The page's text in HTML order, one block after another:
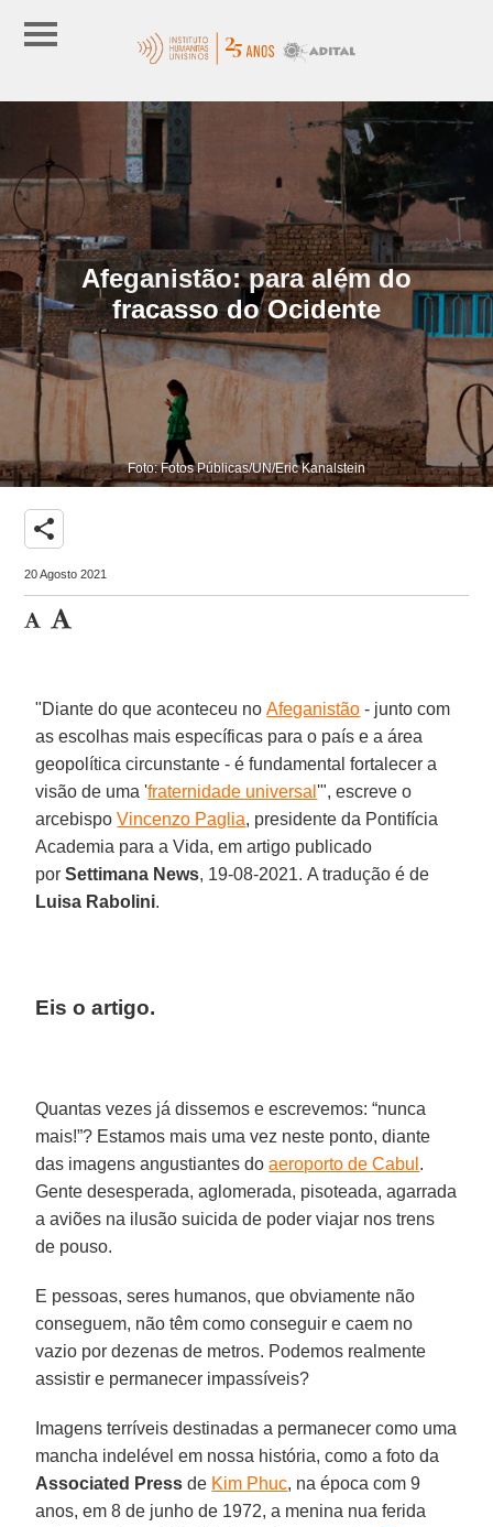
Afeganistão: para além do
fracasso do Ocidente
Foto: Fotos Públicas/UN/Eric Kanalstein
share
20 Agosto 2021
"Diante do que aconteceu noAfeganistão - junto com
as escolhas mais específicas para o país e a área
geopolítica circunstante - é fundamental fortalecer a
visão de uma 'fraternidade universal'", escreve o
arcebispoVincenzo Paglia, presidente da Pontifícia
Academia para a Vida, em artigo publicado
porSettimana News, 19-08-2021. A tradução é de
Luisa Rabolini.
Eis o artigo.
Quantas vezes já dissemos e escrevemos: “nunca
mais!”? Estamos mais uma vez neste ponto, diante
das imagens angustiantes doaeroporto de Cabul .
Gente desesperada, aglomerada, pisoteada, agarrada
a aviões na ilusão suicida de poder viajar nos trens
de pouso.
E pessoas, seres humanos, que obviamente não
conseguem, não têm como conseguir e caem no
vazio por dezenas de metros. Podemos realmente
assistir e permanecer impassíveis?
Imagens terríveis destinadas a permanecer como uma
mancha indelével em nossa história, como a foto da
Associated Press de Kim Phuc, na época com 9
anos, em 8 de junho de 1972, a menina nua ferida